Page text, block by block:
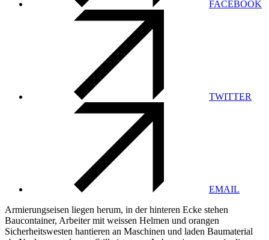
FACEBOOK
TWITTER
EMAIL
Armierungseisen liegen herum, in der hinteren Ecke stehen
Baucontainer, Arbeiter mit weissen Helmen und orangen
Sicherheitswesten hantieren an Maschinen und laden Baumaterial